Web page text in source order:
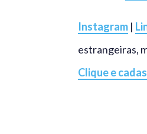
Instagram |
estrangeiras,
Clique e